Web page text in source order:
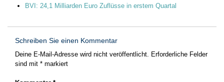
BVI: 24,1 Milliarden Euro Zuflüsse in erstem Quartal
Schreiben Sie einen Kommentar
Deine E-Mail-Adresse wird nicht veröffentlicht. Erforderliche Felder
sind mit * markiert